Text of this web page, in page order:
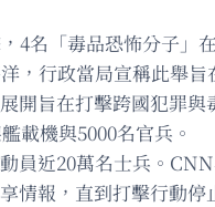
4名「毒品恐怖分子
，行政當局宣稱此舉旨
旨在打擊跨國犯罪
載機與5000名官兵。
員近20萬名士兵。
情報，直到打擊行動停